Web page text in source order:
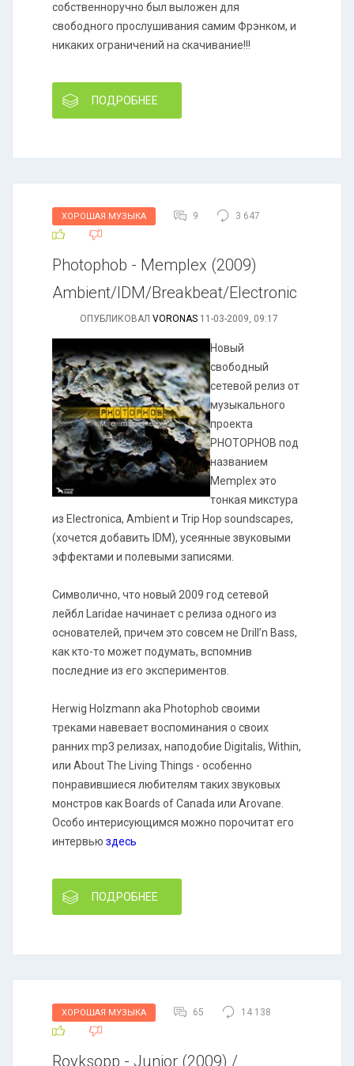
собственноручно был выложен для
свободного прослушивания самим Фрэнком, и
никаких ограничений на скачивание!!!
ПОДРОБНЕЕ
ХОРОШАЯ МУЗЫКА 9 3 647
Photophob - Memplex (2009)
Ambient/IDM/Breakbeat/Electronic
ОПУБЛИКОВАЛ VORONAS 11-03-2009, 09:17
Новый
свободный
сетевой релиз от
музыкального
проекта
PHOTOPHOB под
названием
Memplex это
тонкая микстура
из Electronica, Ambient и Trip Hop soundscapes,
(хочется добавить IDM), усеянные звуковыми
эффектами и полевыми записями.
Символично, что новый 2009 год сетевой
лейбл Laridae начинает с релиза одного из
основателей, причем это совсем не Drill’n Bass,
как кто-то может подумать, вспомнив
последние из его экспериментов.
Herwig Holzmann aka Photophob своими
треками навевает воспоминания о своих
ранних mp3 релизах, наподобие Digitalis, Within,
или About The Living Things - особенно
понравившиеся любителям таких звуковых
монстров как Boards of Canada или Arovane.
Особо интерисующимся можно порочитат его
интервью здесь
ПОДРОБНЕЕ
ХОРОШАЯ МУЗЫКА 65 14 138
Royksopp - Junior (2009) /